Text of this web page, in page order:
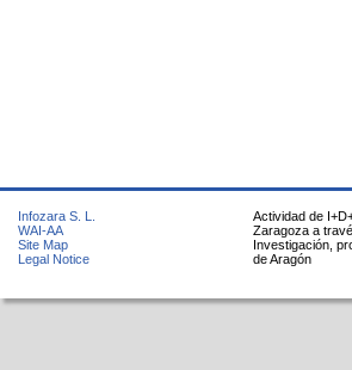
Infozara S. L.
WAI-AA
Site Map
Legal Notice
Actividad de
Zaragoza a
Investigación,
de Aragón